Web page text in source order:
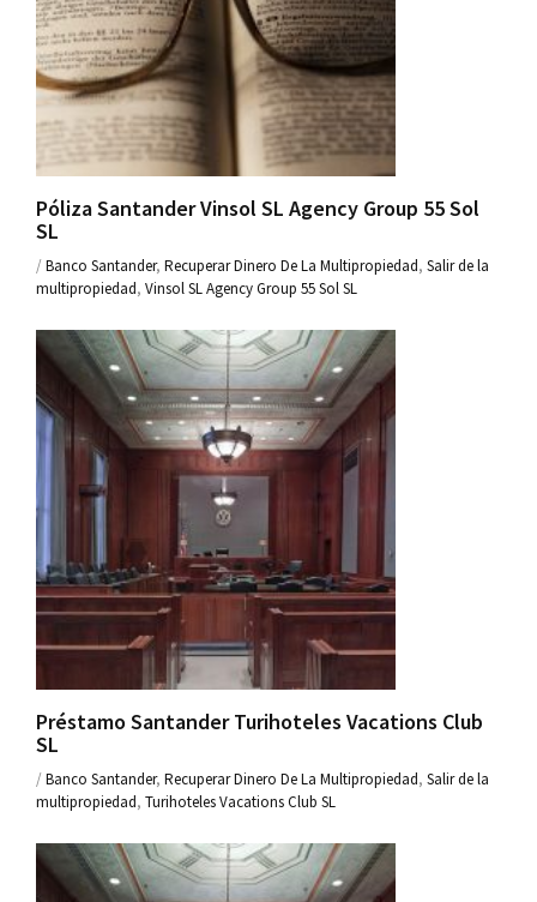
Póliza Santander Vinsol SL Agency Group 55 Sol
SL
/Banco Santander, Recuperar Dinero De La Multipropiedad, Salir de la
multipropiedad, Vinsol SL Agency Group 55 Sol SL
Préstamo Santander Turihoteles Vacations Club
SL
/Banco Santander, Recuperar Dinero De La Multipropiedad, Salir de la
multipropiedad, Turihoteles Vacations Club SL